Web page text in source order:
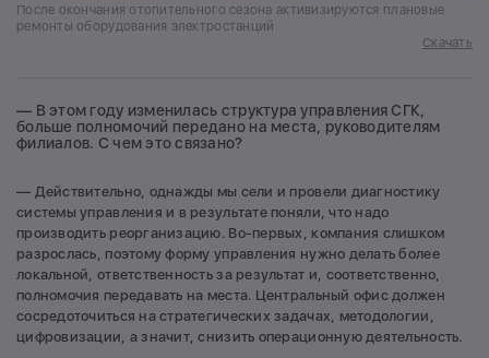
После окончания отопительного сезона активизируются плановые
ремонты оборудования электростанций
Скачать
— В этом году изменилась структура управления СГК,
больше полномочий передано на места, руководителям
филиалов. С чем это связано?
— Действительно, однажды мы сели и провели диагностику
системы управления и в результате поняли, что надо
производить реорганизацию. Во-первых, компания слишком
разрослась, поэтому форму управления нужно делать более
локальной, ответственность за результат и, соответственно,
полномочия передавать на места. Центральный офис должен
сосредоточиться на стратегических задачах, методологии,
цифровизации, а значит, снизить операционную деятельность.